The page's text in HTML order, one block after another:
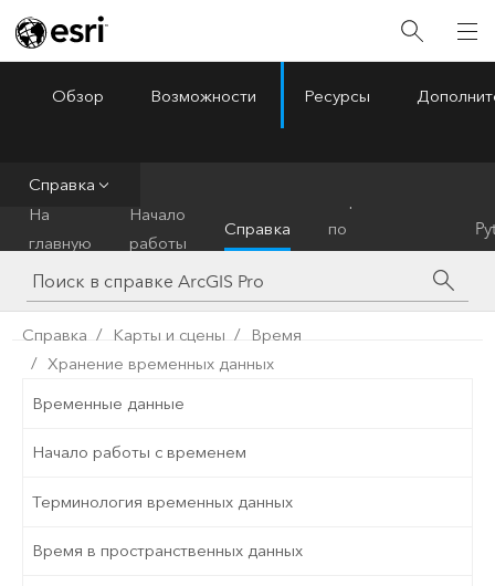
ArcGIS Pro
Обзор Возможности Ресурсы
Справка
На
главную
Начало
работы
Справка
по
инструментам
Справка Карты и сцены
Время
Хранение временных данных
Временные данные
Начало работы с временем
Терминология временных данных
Время в пространственных данных